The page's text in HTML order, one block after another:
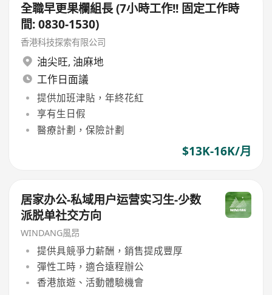
全職早更果欄組長 (7小時工作!! 固定工作時
間: 0830-1530)
香港科技探索有限公司
油尖旺, 油麻地
工作日面議
提供加班津貼，年終花紅
享有生日假
醫療計劃，保險計劃
$13K-16K/月
居家办公-私域用户运营实习生-少数
派脱单社交方向
WINDANG風昂
提供具競爭力薪酬，銷售提成豐厚
彈性工時，適合遠程辦公
香港旅遊、活動體驗機會